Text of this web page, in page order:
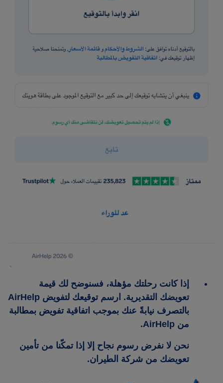
إذا كانت رحلتك مؤهلة، فسنوضح لك قيمة
تعويضك التقديرية. ارسم توقيعك لتفويض AirHelp
بالتصرف نيابةً عنك بموجب اتفاقية تفويض بمطالبة
من AirHelp.
نحن لا نفرض رسوم نجاح إلا إذا تمكّنا من تأمين
تعويضك من شركة الطيران.